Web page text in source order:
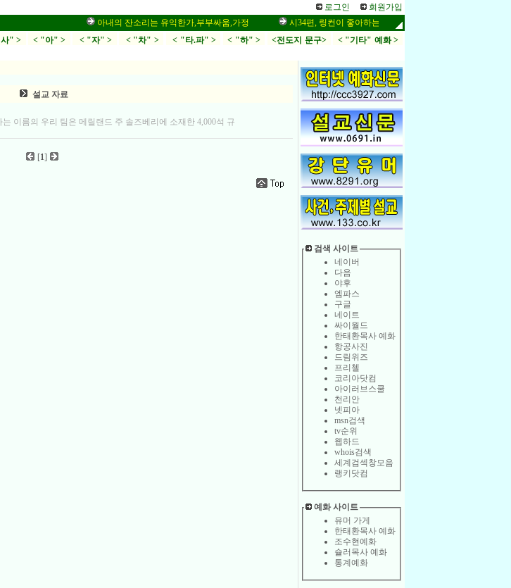
로그인 회원가입
아내의 잔소리는 유익한가,부부싸움,가정 시34편, 링컨이 좋아하는 말씀,응답,두려움
" > < "아" > < "자" > < "차" > < "타.파" > < "하" > <전도지 문구>
< "기타" 예화 >
설교 자료
이름의 우리 팀은 메릴랜드 주 솔즈베리에 소재한 4,000석 규
[1]
검색 사이트
네이버
다음
야후
엠파스
구글
네이트
싸이월드
한태환목사 예화
항공사진
드림위즈
프리첼
코리아닷컴
아이러브스쿨
천리안
넷피아
msn검색
tv순위
웹하드
whois검색
세계검섹창모음
랭키닷컴
예화 사이트
유머 가게
한태환목사 예화
조수현예화
슐러목사 예화
통계예화